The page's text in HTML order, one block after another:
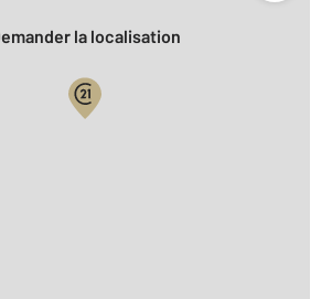
Demander la localisation